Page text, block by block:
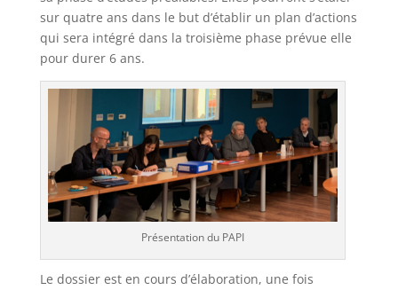
sur quatre ans dans le but d’établir un plan d’actions
qui sera intégré dans la troisième phase prévue elle
pour durer 6 ans.
Présentation du PAPI
Le dossier est en cours d’élaboration, une fois